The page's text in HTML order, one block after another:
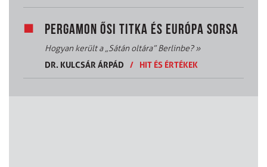
PERGAMON ŐSI TITKA ÉS EURÓPA SORSA
Hogyan került a „Sátán oltára” Berlinbe?»
DR. KULCSÁR ÁRPÁD
/ HIT ÉS ÉRTÉKEK